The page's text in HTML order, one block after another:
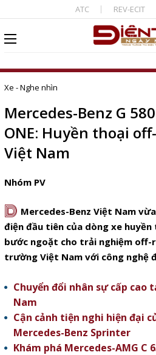
ATC REV-ECIT
Xe - Nghe nhìn
Mercedes-Benz G
ONE: Huyền thoại
Việt Nam
Nhóm PV
D Mercedes-Benz Việt Nam
điện đầu tiên của dòng xe huyền
bước ngoặt cho trải nghiệm
trường Việt Nam với công nghệ
Chuyển đổi nhân sự cấp cao
Nam
Cận cảnh tiện nghi hiện đại
Mercedes-Benz Sprinter
Khám phá Mercedes-AMG C